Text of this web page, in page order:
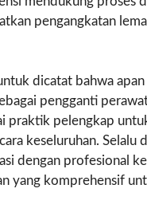
pengangkatan
dicatat bahwa
pengganti
praktik pelengkap
keseluruhan. Selalu
dengan profesional
yang komprehensif